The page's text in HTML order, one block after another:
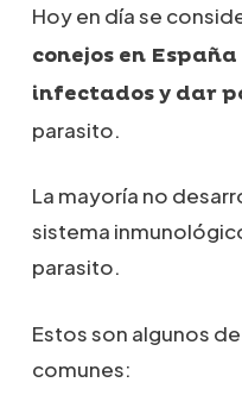
Hoy en día se
conejos en
infectados y dar
parasito.
La mayoría no
sistema
parasito.
Estos son algunos
comunes: